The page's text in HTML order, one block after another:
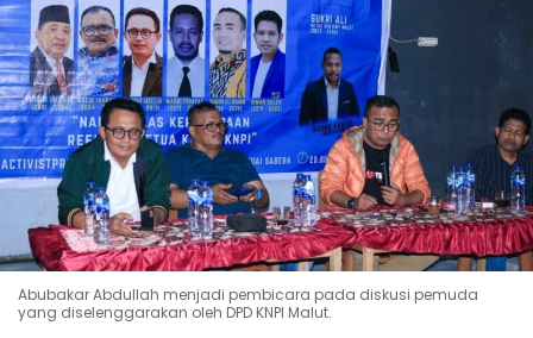
Abubakar Abdullah menjadi pembicara pada diskusi pemuda
yang diselenggarakan oleh DPD KNPI Malut.